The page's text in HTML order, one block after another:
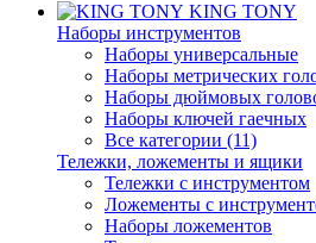
KING TONY
Наборы инструментов
Наборы универсальные
Наборы метрических
Наборы дюймовых
Наборы ключей гаечных
Все категории (11)
Тележки, ложементы и ящики
Тележки с инструментом
Ложементы с
Наборы ложементов